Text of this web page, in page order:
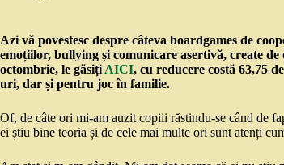
Azi vă povestesc despre câteva boardgames de
emoțiilor, bullying și comunicare asertivă, create
octombrie, le găsiți AICI, cu reducere costă 63,75
uri, dar și pentru joc în familie.
Of, de câte ori mi-am auzit copiii răstindu-se când de
ei știu bine teoria și de cele mai multe ori sunt atenți